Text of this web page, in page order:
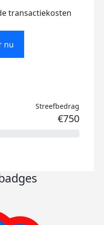
transactiekosten
nu
Streefbedrag
€750